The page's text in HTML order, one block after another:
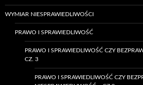
WYMIAR NIESPRAWIEDLIWOŚCI
PRAWO I SPRAWIEDLIWOŚĆ
PRAWO I SPRAWIEDLIWOŚĆ CZY
CZ. 3
PRAWO I SPRAWIEDLIWOŚĆ CZY